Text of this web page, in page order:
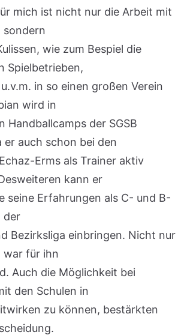
mich ist nicht nur die Arbeit mit
sondern
wie zum Bespiel die
Spielbetrieben,
in so einen großen Verein
wird in
Handballcamps der SGSB
er auch schon bei den
Erms als Trainer aktiv
kann er
seine Erfahrungen als C- und B-
der
Bezirksliga einbringen. Nicht nur
war für ihn
Auch die Möglichkeit bei
den Schulen in
zu können, bestärkten